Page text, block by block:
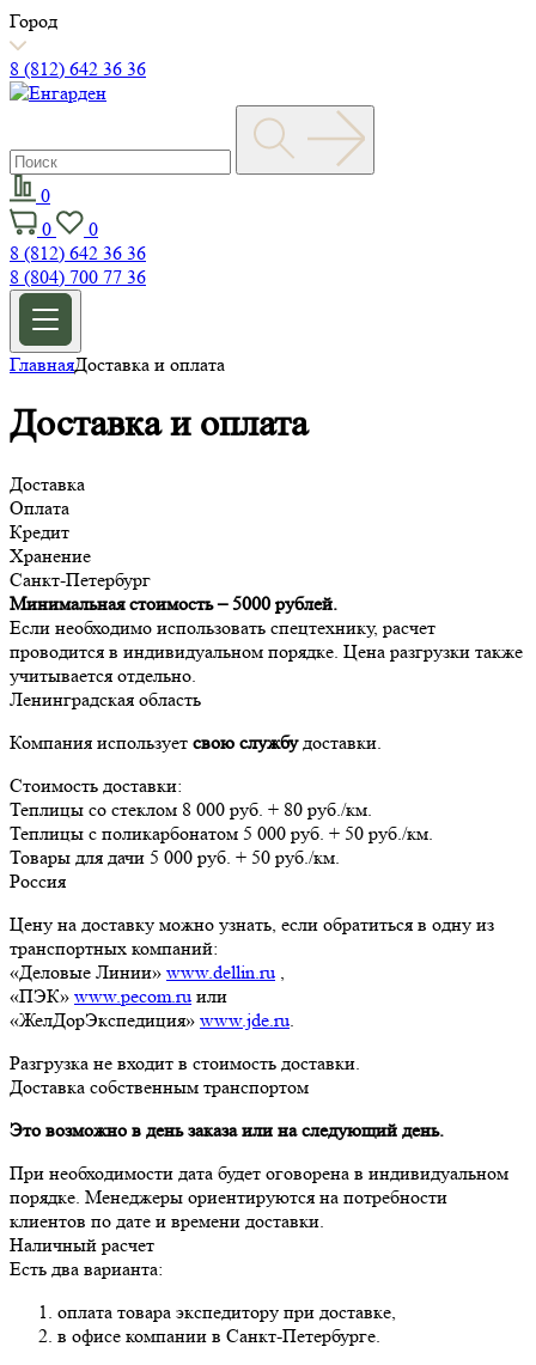
Город
8 (812) 642 36 36
0
0
0
8 (812) 642 36 36
8 (804) 700 77 36
ГлавнаяДоставка и оплата
Доставка и оплата
Доставка
Оплата
Кредит
Хранение
Санкт-Петербург
Минимальная стоимость – 5000 рублей.
Если необходимо использовать спецтехнику, расчет
проводится в индивидуальном порядке. Цена разгрузки также
учитывается отдельно.
Ленинградская область
Компания использует свою службудоставки.
Стоимость доставки:
Теплицы со стеклом 8 000 руб. + 80 руб./км.
Теплицы с поликарбонатом 5 000 руб. + 50 руб./км.
Товары для дачи 5 000 руб. + 50 руб./км.
Россия
Цену на доставку можно узнать, если обратиться в одну из
транспортных компаний:
«Деловые Линии» www.dellin.ru ,
«ПЭК» www.pecom.ru или
«ЖелДорЭкспедиция» www.jde.ru.
Разгрузка не входит в стоимость доставки.
Доставка собственным транспортом
Это возможно в день заказа или на следующий день.
При необходимости дата будет оговорена в индивидуальном
порядке. Менеджеры ориентируются на потребности
клиентов по дате и времени доставки.
Наличный расчет
Есть два варианта:
оплата товара экспедитору при доставке,
в офисе компании в Санкт-Петербурге.